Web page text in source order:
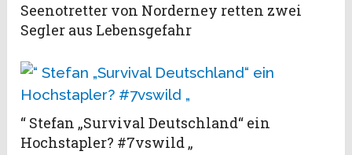
Seenotretter von Norderney retten zwei
Segler aus Lebensgefahr
“ Stefan „Survival Deutschland“ ein
Hochstapler? #7vswild „